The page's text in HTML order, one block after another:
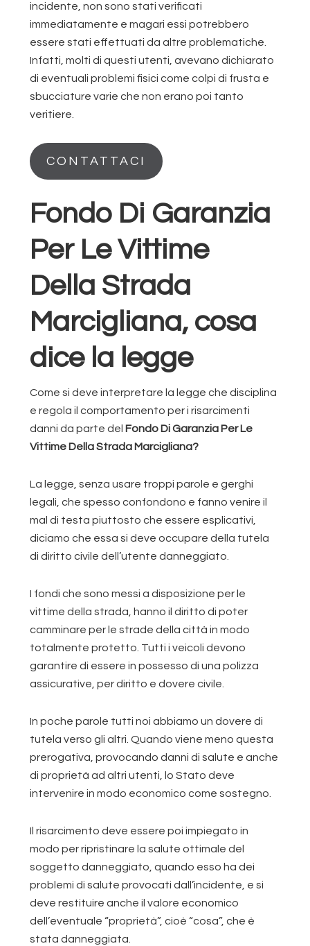
incidente, non sono stati verificati
immediatamente e magari essi potrebbero
essere stati effettuati da altre problematiche.
Infatti, molti di questi utenti, avevano dichiarato
di eventuali problemi fisici come colpi di frusta e
sbucciature varie che non erano poi tanto
veritiere.
CONTATTACI
Fondo Di Garanzia
Per Le Vittime
Della Strada
Marcigliana, cosa
dice la legge
Come si deve interpretare la legge che disciplina
e regola il comportamento per i risarcimenti
danni da parte del Fondo Di Garanzia Per Le
Vittime Della Strada Marcigliana?
La legge, senza usare troppi parole e gerghi
legali, che spesso confondono e fanno venire il
mal di testa piuttosto che essere esplicativi,
diciamo che essa si deve occupare della tutela
di diritto civile dell’utente danneggiato.
I fondi che sono messi a disposizione per le
vittime della strada, hanno il diritto di poter
camminare per le strade della città in modo
totalmente protetto. Tutti i veicoli devono
garantire di essere in possesso di una polizza
assicurative, per diritto e dovere civile.
In poche parole tutti noi abbiamo un dovere di
tutela verso gli altri. Quando viene meno questa
prerogativa, provocando danni di salute e anche
di proprietà ad altri utenti, lo Stato deve
intervenire in modo economico come sostegno.
Il risarcimento deve essere poi impiegato in
modo per ripristinare la salute ottimale del
soggetto danneggiato, quando esso ha dei
problemi di salute provocati dall’incidente, e si
deve restituire anche il valore economico
dell’eventuale “proprietà”, cioè “cosa”, che è
stata danneggiata.